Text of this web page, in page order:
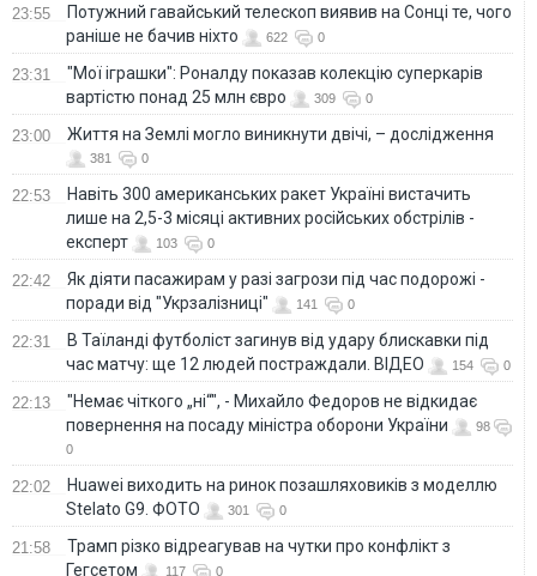
23:55
Потужний гавайський телескоп виявив на Сонці те, чого
раніше не бачив ніхто
622 0
23:31
"Мої іграшки": Роналду показав колекцію суперкарів
вартістю понад 25 млн євро
309 0
23:00 Життя на Землі могло виникнути двічі, – дослідження
381 0
22:53
Навіть 300 американських ракет Україні вистачить
лише на 2,5-3 місяці активних російських обстрілів -
експерт
103 0
22:42
Як діяти пасажирам у разі загрози під час подорожі -
поради від "Укрзалізниці"
141 0
22:31
В Таїланді футболіст загинув від удару блискавки під
час матчу: ще 12 людей постраждали. ВІДЕО
154 0
22:13
"Немає чіткого „ні“", - Михайло Федоров не відкидає
повернення на посаду міністра оборони України
98
0
22:02
Huawei виходить на ринок позашляховиків з моделлю
Stelato G9. ФОТО
301 0
21:58
Трамп різко відреагував на чутки про конфлікт з
Гегсетом
117 0